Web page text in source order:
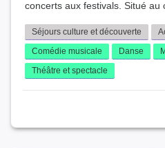
concerts aux festivals. Situé
Séjours culture et découverte
Comédie musicale
Danse
Théâtre et spectacle